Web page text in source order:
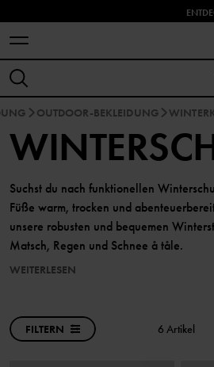
OUTDOOR-BEKLEIDUNG
Suchst du nach funktionellen
Füße warm, trocken und
unsere robusten und bequemen
Matsch, Regen und Schnee å tåle.
WEITERLESEN
FILTERN 6 Artikel